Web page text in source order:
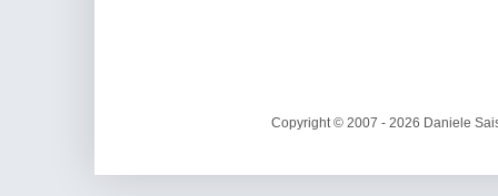
Copyright © 2007 - 2026 Daniele